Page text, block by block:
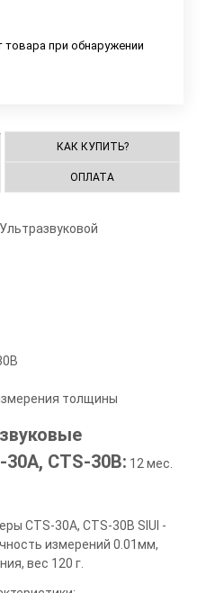
при обнаружении
КАК КУПИТЬ?
ОПЛАТА
Ультразвуковой
толщины
CTS-30B: 12 мес.
CTS-30A, CTS-30B SIUI -
измерений 0.01мм,
вес 120 г.